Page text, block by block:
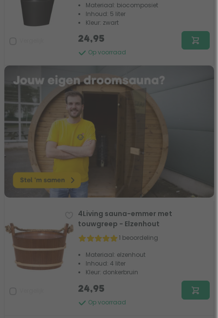
Materiaal: biocomposiet
Inhoud: 5 liter
Kleur: zwart
Op voorraad
24,95
4Living sauna-emmer met
touwgreep - Elzenhout
1 beoordeling
Materiaal: elzenhout
Inhoud: 4 liter
Kleur: donkerbruin
Op voorraad
24,95